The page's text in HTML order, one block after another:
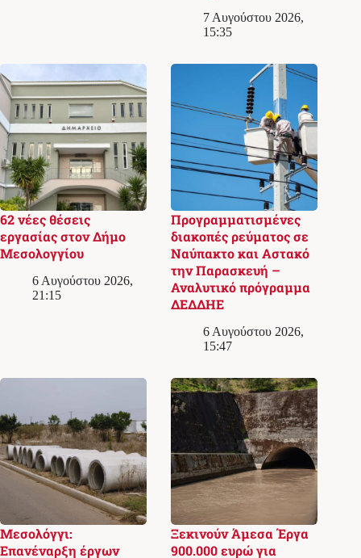
7 Αυγούστου 2026,
15:35
62 νέες θέσεις
εργασίας στον Δήμο
Μεσολογγίου
6 Αυγούστου 2026,
21:15
Προγραμματισμένες
διακοπές ρεύματος σε
Ναύπακτο και Αστακό
την Παρασκευή –
Αναλυτικό πρόγραμμα
ΔΕΔΔΗΕ
6 Αυγούστου 2026,
15:47
Μεσολόγγι:
Επανέναρξη έργων
Ξεκινούν Άμεσα Έργα
900.000 ευρώ για